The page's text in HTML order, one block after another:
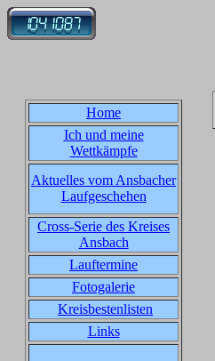
Home
Ich und meine
Wettkämpfe
Aktuelles vom Ansbacher
Laufgeschehen
Cross-Serie des Kreises
Ansbach
Lauftermine
Fotogalerie
Kreisbestenlisten
Links